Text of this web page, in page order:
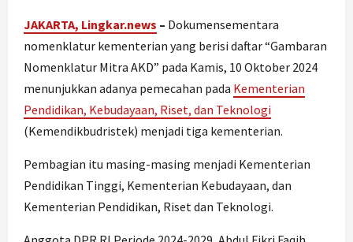
JAKARTA, Lingkar.news – Dokumensementara
nomenklatur kementerian yang berisi daftar “Gambaran
Nomenklatur Mitra AKD” pada Kamis, 10 Oktober 2024
menunjukkan adanya pemecahan pada Kementerian
Pendidikan, Kebudayaan, Riset, dan Teknologi
(Kemendikbudristek) menjadi tiga kementerian.
Pembagian itu masing-masing menjadi Kementerian
Pendidikan Tinggi, Kementerian Kebudayaan, dan
Kementerian Pendidikan, Riset dan Teknologi.